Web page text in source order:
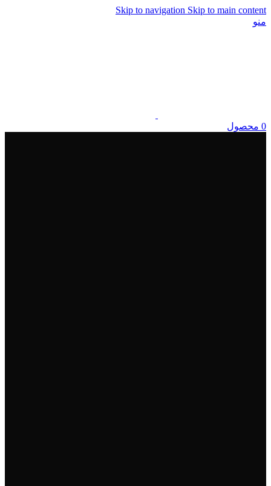
Skip to navigation Skip to main content
منو
0 محصول